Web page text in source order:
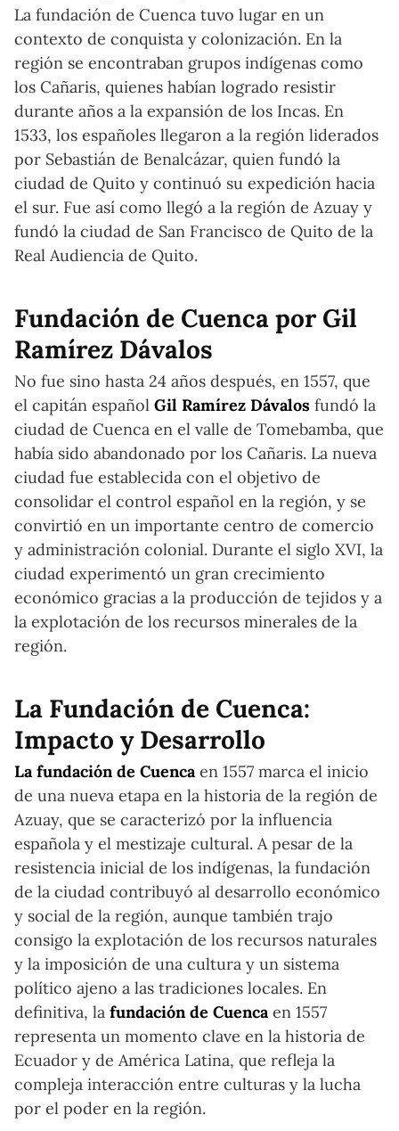
La fundación de Cuenca tuvo lugar en un
contexto de conquista y colonización. En la
región se encontraban grupos indígenas como
los Cañaris, quienes habían logrado resistir
durante años a la expansión de los Incas. En
1533, los españoles llegaron a la región liderados
por Sebastián de Benalcázar, quien fundó la
ciudad de Quito y continuó su expedición hacia
el sur. Fue así como llegó a la región de Azuay y
fundó la ciudad de San Francisco de Quito de la
Real Audiencia de Quito.
Fundación de Cuenca por Gil
Ramírez Dávalos
No fue sino hasta 24 años después, en 1557, que
el capitán español Gil Ramírez Dávalos fundó la
ciudad de Cuenca en el valle de Tomebamba, que
había sido abandonado por los Cañaris. La nueva
ciudad fue establecida con el objetivo de
consolidar el control español en la región, y se
convirtió en un importante centro de comercio
y administración colonial. Durante el siglo XVI, la
ciudad experimentó un gran crecimiento
económico gracias a la producción de tejidos y a
la explotación de los recursos minerales de la
región.
La Fundación de Cuenca:
Impacto y Desarrollo
La fundación de Cuencaen 1557 marca el inicio
de una nueva etapa en la historia de la región de
Azuay, que se caracterizó por la influencia
española y el mestizaje cultural. A pesar de la
resistencia inicial de los indígenas, la fundación
de la ciudad contribuyó al desarrollo económico
y social de la región, aunque también trajo
consigo la explotación de los recursos naturales
y la imposición de una cultura y un sistema
político ajeno a las tradiciones locales. En
definitiva, la fundación de Cuencaen 1557
representa un momento clave en la historia de
Ecuador y de América Latina, que refleja la
compleja interacción entre culturas y la lucha
por el poder en la región.